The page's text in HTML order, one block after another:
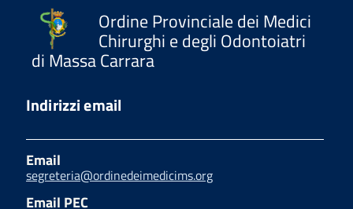
Ordine Provinciale dei Medici
Chirurghi e degli Odontoiatri
di Massa Carrara
Indirizzi email
Email
segreteria@ordinedeimedicims.org
Email PEC